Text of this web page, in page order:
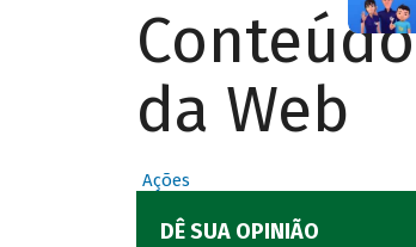
Conteúdo
da Web
Ações
DÊ SUA OPINIÃO